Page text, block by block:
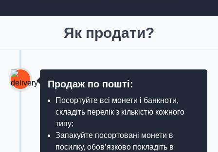
Як продати?
Продаж по пошті:
Посортуйте всі монети і банкноти,
складіть перелік з кількістю кожного
типу;
Запакуйте посортовані монети в
посилку, обов’язково покладіть в